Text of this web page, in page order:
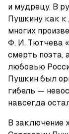
и мудрецу. В
Пушкину как к
многих
Ф. И. Тютчева
смерть поэта,
любовью
Пушкин был
гибель —
навсегда
В заключение